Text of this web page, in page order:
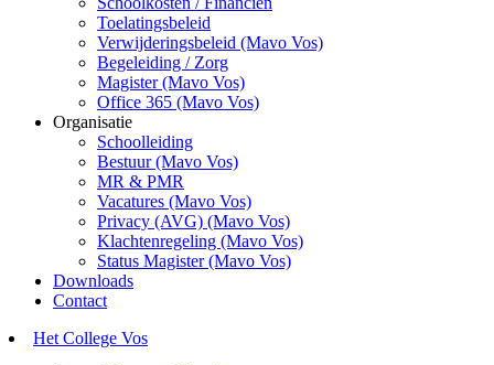
Toelatingsbeleid
Verwijderingsbeleid (Mavo Vos)
Begeleiding / Zorg
Magister (Mavo Vos)
Office 365 (Mavo Vos)
Organisatie
Schoolleiding
Bestuur (Mavo Vos)
MR & PMR
Vacatures (Mavo Vos)
Privacy (AVG) (Mavo Vos)
Klachtenregeling (Mavo Vos)
Status Magister (Mavo Vos)
Downloads
Contact
Het College Vos